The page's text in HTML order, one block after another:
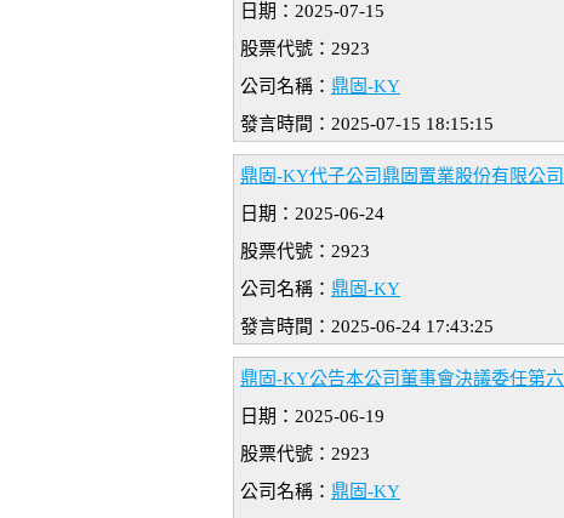
日期：2025-07-15
股票代號：2923
公司名稱： 鼎固-KY
發言時間：2025-07-15 18:15:15
鼎固-KY代子公司鼎固置業股份有限公
日期：2025-06-24
股票代號：2923
公司名稱： 鼎固-KY
發言時間：2025-06-24 17:43:25
鼎固-KY公告本公司董事會決議委任第
日期：2025-06-19
股票代號：2923
公司名稱： 鼎固-KY